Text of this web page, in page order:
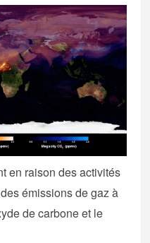
en raison des activités
émissions de gaz à
de carbone et le